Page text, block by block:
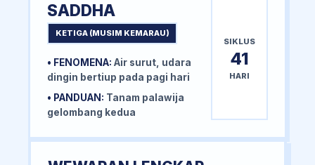
SADDHA
KETIGA (MUSIM KEMARAU)
• FENOMENA: Air surut, udara
dingin bertiup pada pagi hari
• PANDUAN: Tanam palawija
gelombang kedua
SIKLUS
41
HARI